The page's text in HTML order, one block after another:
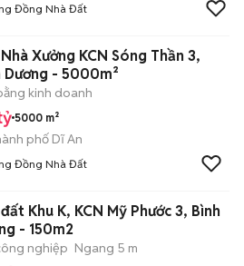
Đồng Nhà Đất
Xưởng KCN Sóng Thần 3,
Dương - 5000m²
kinh doanh
5000 m²
phố Dĩ An
Đồng Nhà Đất
Khu K, KCN Mỹ Phước 3, Bình
- 150m2
nghiệp Ngang 5 m